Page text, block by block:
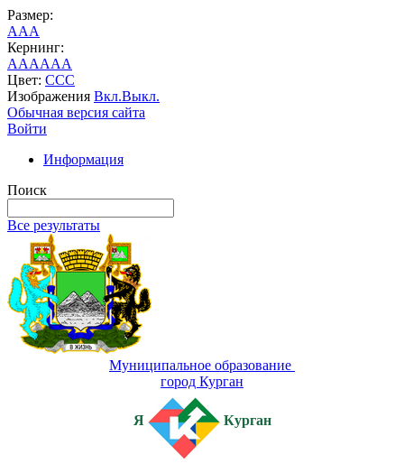
Размер:
AAA
Кернинг:
AAAAAA
Цвет: CCC
Изображения Вкл.Выкл.
Обычная версия сайта
Войти
Информация
Поиск
Все результаты
Муниципальное образование
город Курган
Я Курган